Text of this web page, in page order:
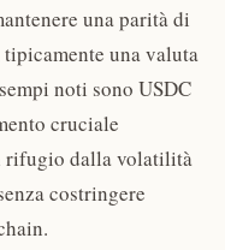
una parità di
una valuta
noti sono USDC
cruciale
rifugio dalla volatilità
costringere